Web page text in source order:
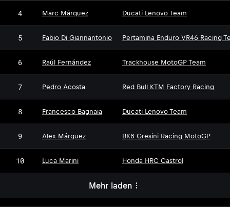
4 Marc Márquez Ducati Lenovo Team
5 Fabio Di Giannantonio Pertamina Enduro VR46 Racing
6 Raúl Fernández Trackhouse MotoGP Team
7 Pedro Acosta Red Bull KTM Factory Racing
8 Francesco Bagnaia Ducati Lenovo Team
9 Alex Márquez BK8 Gresini Racing MotoGP
10 Luca Marini Honda HRC Castrol
Mehr laden